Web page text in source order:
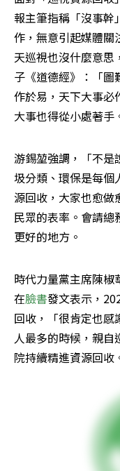
報主筆指稱「沒事幹
作，無意引起媒體關
天巡視也沒什麼意
子《道德經》：「
作於易，天下大事必
大事也得從小處著手
游錫堃強調，「不是
圾分類、環保是每個
源回收，大家也愈
民眾的表率。會請
更好的地方。
時代力量黨主席陳椒
在臉書發文表示，
回收，「很肯定也感
人最多的時候，親
院持續精進資源回收